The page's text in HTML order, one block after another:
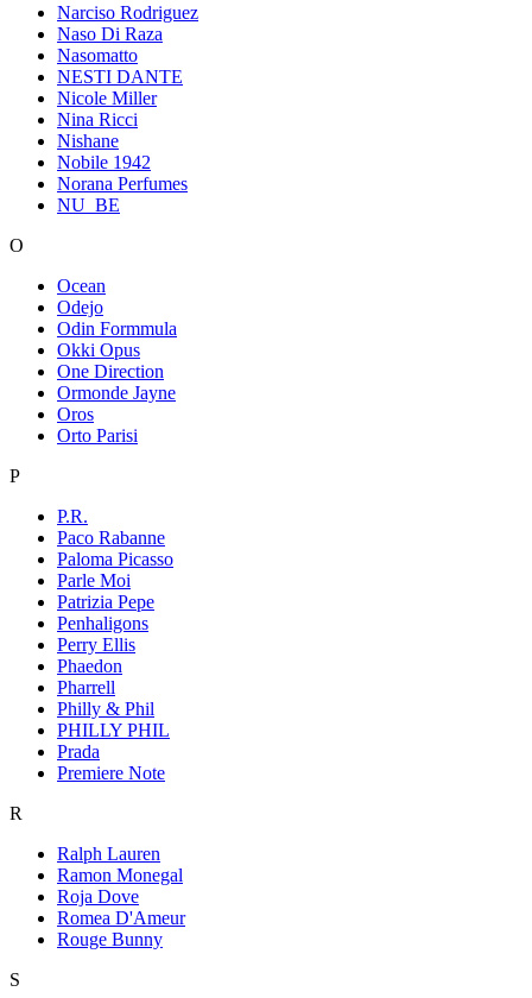
Narciso Rodriguez
Naso Di Raza
Nasomatto
NESTI DANTE
Nicole Miller
Nina Ricci
Nishane
Nobile 1942
Norana Perfumes
NU_BE
O
Ocean
Odejo
Odin Formmula
Okki Opus
One Direction
Ormonde Jayne
Oros
Orto Parisi
P
P.R.
Paco Rabanne
Paloma Picasso
Parle Moi
Patrizia Pepe
Penhaligons
Perry Ellis
Phaedon
Pharrell
Philly & Phil
PHILLY PHIL
Prada
Premiere Note
R
Ralph Lauren
Ramon Monegal
Roja Dove
Romea D'Ameur
Rouge Bunny
S